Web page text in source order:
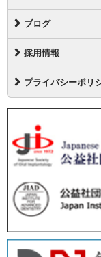
ブログ
採用情報
プライバシーポリ